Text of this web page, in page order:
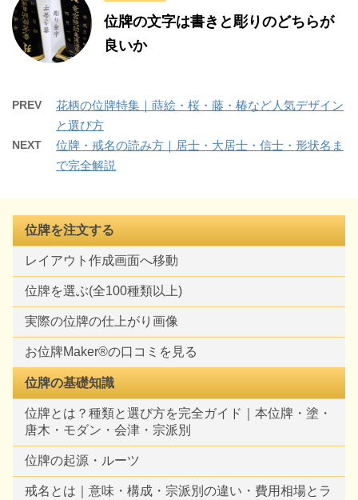
位牌の文字は書きと彫りのどちらが
良いか
PREV
花柄の位牌特集｜蒔絵・桜・藤・椿など人気デザイン
と選び方
NEXT
位牌・戒名の読み方｜居士・大居士・信士・形状名ま
で完全解説
位牌を注文する
レイアウト作成画面へ移動
位牌を選ぶ(全100種類以上)
実際の位牌の仕上がり画像
お位牌Maker®の口コミを見る
位牌の基礎知識
位牌とは？種類と選び方を完全ガイド｜本位牌・塗・
唐木・モダン・会津・宗派別
位牌の起源・ルーツ
戒名とは｜意味・構成・宗派別の違い・費用相場とラ